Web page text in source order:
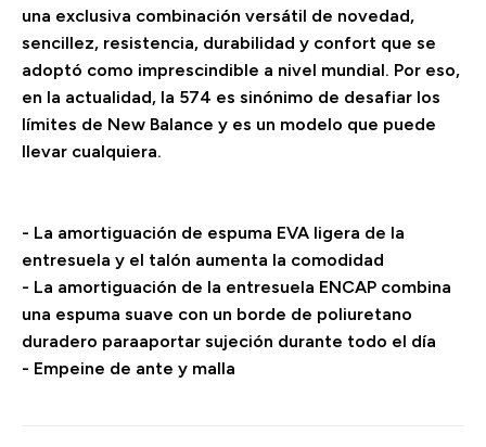
una exclusiva combinación versátil de novedad,
sencillez, resistencia, durabilidad y confort que se
adoptó como imprescindible a nivel mundial. Por eso,
en la actualidad, la 574 es sinónimo de desafiar los
límites de New Balance y es un modelo que puede
llevar cualquiera.
- La amortiguación de espuma EVA ligera de la
entresuela y el talón aumenta la comodidad
- La amortiguación de la entresuela ENCAP combina
una espuma suave con un borde de poliuretano
duradero paraaportar sujeción durante todo el día
- Empeine de ante y malla